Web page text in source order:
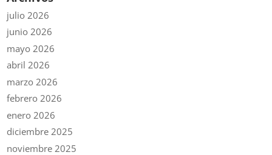
julio 2026
junio 2026
mayo 2026
abril 2026
marzo 2026
febrero 2026
enero 2026
diciembre 2025
noviembre 2025